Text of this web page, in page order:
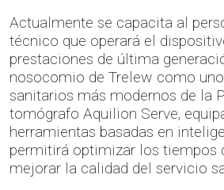
Actualmente se capacita al
técnico que operará el
prestaciones de última
nosocomio de Trelew como
sanitarios más modernos de la
tomógrafo Aquilion Serve,
herramientas basadas en
permitirá optimizar los tiempos
mejorar la calidad del servicio